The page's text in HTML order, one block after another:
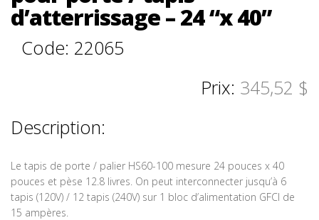
d’atterrissage – 24 “x 40”
Code: 22065
Prix: 345,52 $
Description:
Le tapis de porte / palier HS60-100 mesure 24 pouces x 40
pouces et pèse 12.8 livres. On peut interconnecter jusqu’à 6
tapis (120V) / 12 tapis (240V) sur 1 bloc d’alimentation GFCI de
15 ampères.